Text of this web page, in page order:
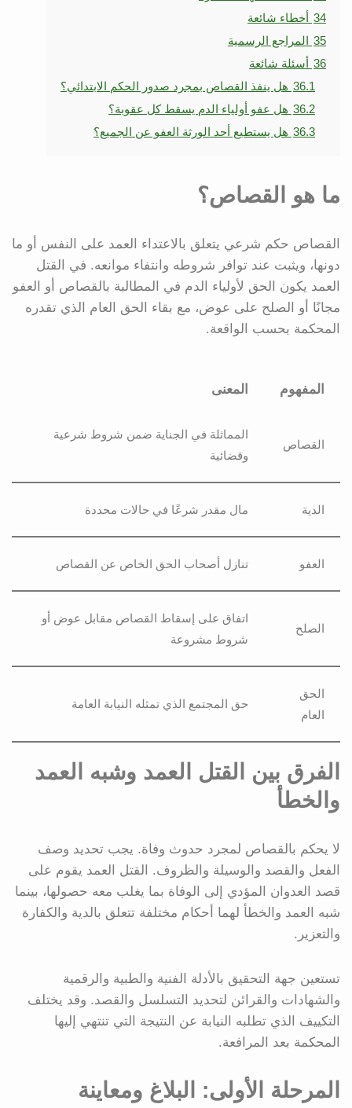
34 أخطاء شائعة
35 المراجع الرسمية
36 أسئلة شائعة
36.1 هل ينفذ القصاص بمجرد صدور الحكم الابتدائي؟
36.2 هل عفو أولياء الدم يسقط كل عقوبة؟
36.3 هل يستطيع أحد الورثة العفو عن الجميع؟
ما هو القصاص؟
القصاص حكم شرعي يتعلق بالاعتداء العمد على النفس أو ما
دونها، ويثبت عند توافر شروطه وانتفاء موانعه. في القتل
العمد يكون الحق لأولياء الدم في المطالبة بالقصاص أو العفو
مجانًا أو الصلح على عوض، مع بقاء الحق العام الذي تقدره
المحكمة بحسب الواقعة.
المفهوم المعنى
القصاص
المماثلة في الجناية ضمن شروط شرعية
وقضائية
الدية مال مقدر شرعًا في حالات محددة
العفو تنازل أصحاب الحق الخاص عن القصاص
الصلح
اتفاق على إسقاط القصاص مقابل عوض أو
شروط مشروعة
الحق
العام
حق المجتمع الذي تمثله النيابة العامة
الفرق بين القتل العمد وشبه العمد
والخطأ
لا يحكم بالقصاص لمجرد حدوث وفاة. يجب تحديد وصف
الفعل والقصد والوسيلة والظروف. القتل العمد يقوم على
قصد العدوان المؤدي إلى الوفاة بما يغلب معه حصولها، بينما
شبه العمد والخطأ لهما أحكام مختلفة تتعلق بالدية والكفارة
والتعزير.
تستعين جهة التحقيق بالأدلة الفنية والطبية والرقمية
والشهادات والقرائن لتحديد التسلسل والقصد. وقد يختلف
التكييف الذي تطلبه النيابة عن النتيجة التي تنتهي إليها
المحكمة بعد المرافعة.
المرحلة الأولى: البلاغ ومعاينة